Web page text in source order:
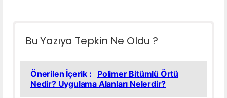
Bu Yazıya Tepkin Ne Oldu ?
Önerilen İçerik :
Polimer Bitümlü Örtü
Nedir? Uygulama Alanları Nelerdir?